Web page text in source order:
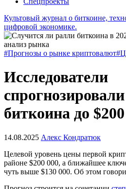
Культовый журнал о биткоине,
цифровой экономике.
#Прогнозы о рынке криптовалют
Исследователи
биткоина до
14.08.2025 Алекс Кондратюк
Целевой уровень цены первой
районе $200 000, а ближайшее
чуть выше $130 000. Об этом